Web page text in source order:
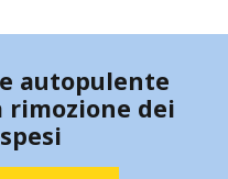
autopulente
dei